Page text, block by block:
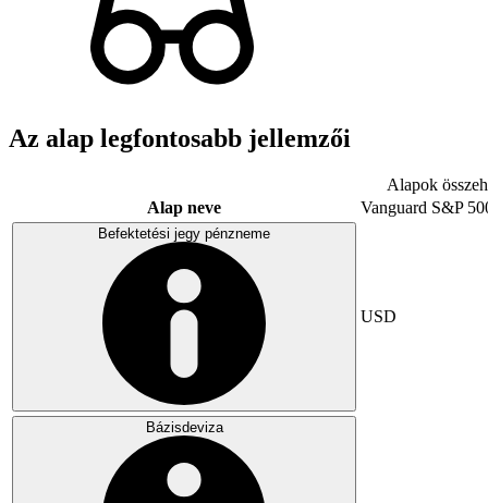
Az alap legfontosabb jellemzői
Alapok
Alap neve
Vanguard S&P
Befektetési jegy pénzneme
USD
Bázisdeviza